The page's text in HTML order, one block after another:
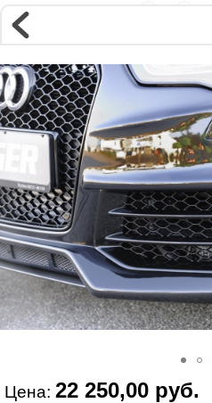
Магазин
Интернет-магазин �...
Внешний тюнинг А3 (+S3)
Цена: 22 250,00 руб.
Наши
г. Москва,
ул
Маршрут на Авто|
Телефон:
+7
График работы по
пн-пт 10:30-
Мы в соц